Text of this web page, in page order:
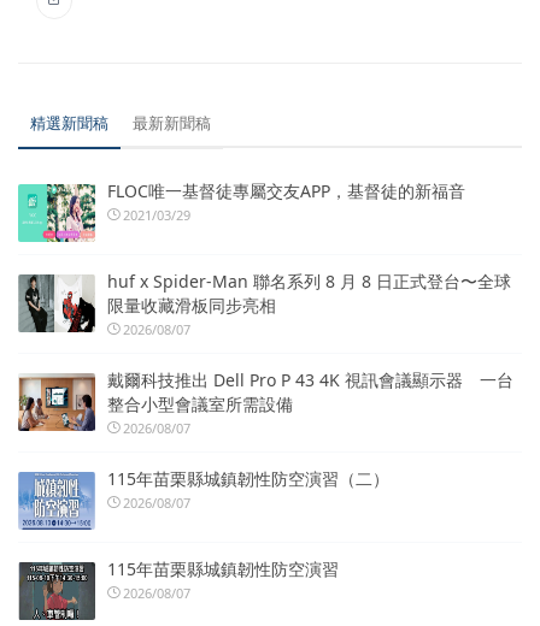
精選新聞稿 最新新聞稿
FLOC唯一基督徒專屬交友APP，基督徒的新福音
2021/03/29
huf x Spider-Man 聯名系列 8 月 8 日正式登台〜全球
限量收藏滑板同步亮相
2026/08/07
戴爾科技推出 Dell Pro P 43 4K 視訊會議顯示器 一台
整合小型會議室所需設備
2026/08/07
115年苗栗縣城鎮韌性防空演習（二）
2026/08/07
115年苗栗縣城鎮韌性防空演習
2026/08/07